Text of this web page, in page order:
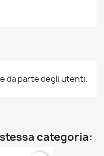
da parte degli utenti.
categoria: